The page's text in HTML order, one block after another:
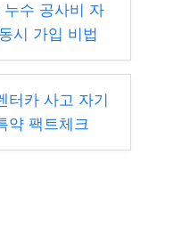
누수 공사비 자
시 가입 비법
터카 사고 자기
약 팩트체크